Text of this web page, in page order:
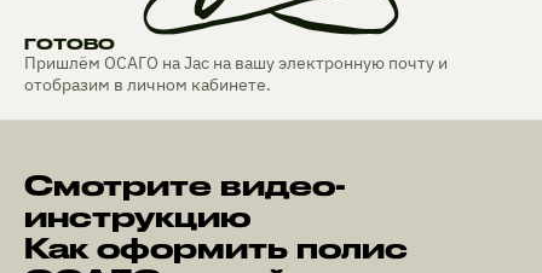
ГОТОВО
Пришлём ОСАГО на Jac на вашу электронную почту и
отобразим в личном кабинете.
Смотрите видео-
инструкцию
Как оформить полис